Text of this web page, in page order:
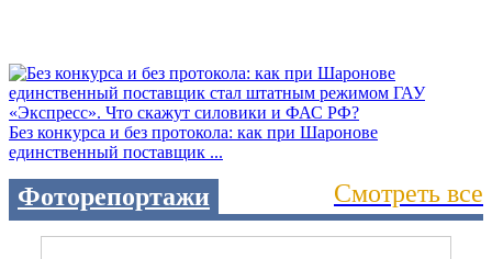
Без конкурса и без протокола: как при Шаронове
единственный поставщик ...
Фоторепортажи Смотреть все